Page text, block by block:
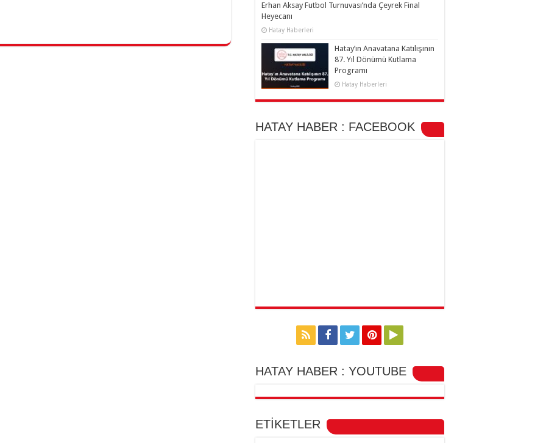
Erhan Aksay Futbol Turnuvası’nda Çeyrek Final
Heyecanı
Hatay Haberleri
Hatay’ın Anavatana Katılışının
87. Yıl Dönümü Kutlama
Programı
Hatay Haberleri
HATAY HABER : FACEBOOK
HATAY HABER : YOUTUBE
ETİKETLER